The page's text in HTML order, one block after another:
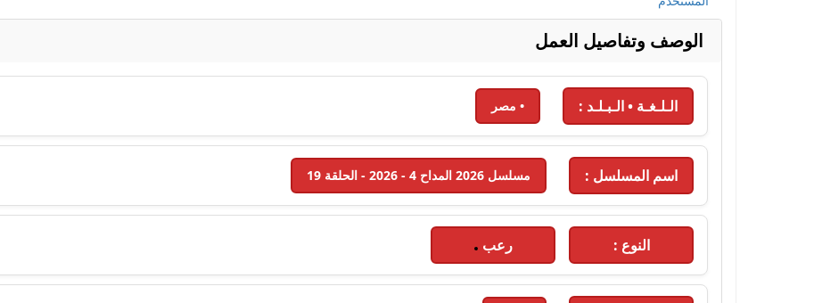
الوصف وتفاصيل العمل
الـلـغـة • الـبـلـد : • مصر
اسم المسلسل : مسلسل 2026 المداح 4 - 2026 - الحلقة 19
النوع : رعب